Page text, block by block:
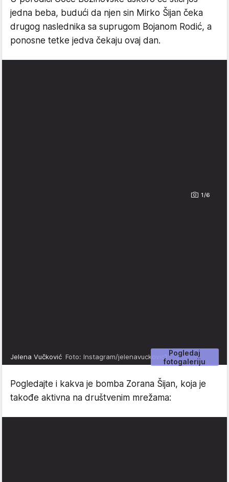
jedna beba, budući da njen sin Mirko Šijan čeka
drugog naslednika sa suprugom Bojanom Rodić, a
ponosne tetke jedva čekaju ovaj dan.
1/6
Pogledaj
fotogaleriju
Jelena Vučković Foto: Instagram/jelenavuckovic1
Pogledajte i kakva je bomba Zorana Šijan, koja je
takođe aktivna na društvenim mrežama: